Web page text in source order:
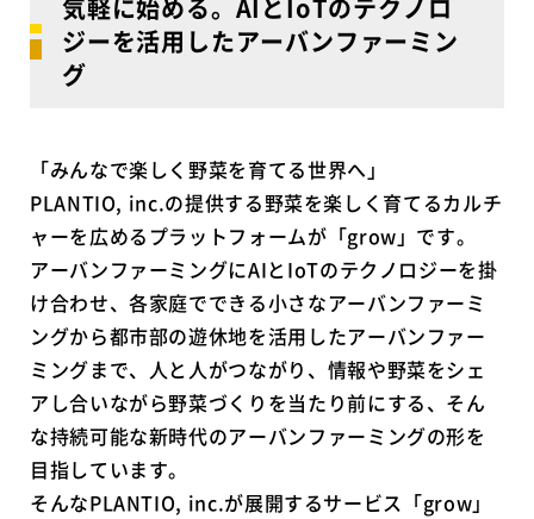
気軽に始める。AIとIoTのテクノロ
ジーを活用したアーバンファーミン
グ
「みんなで楽しく野菜を育てる世界へ」
PLANTIO, inc.の提供する野菜を楽しく育てるカルチ
ャーを広めるプラットフォームが「grow」です。
アーバンファーミングにAIとIoTのテクノロジーを掛
け合わせ、各家庭でできる小さなアーバンファーミ
ングから都市部の遊休地を活用したアーバンファー
ミングまで、人と人がつながり、情報や野菜をシェ
アし合いながら野菜づくりを当たり前にする、そん
な持続可能な新時代のアーバンファーミングの形を
目指しています。
そんなPLANTIO, inc.が展開するサービス「grow」